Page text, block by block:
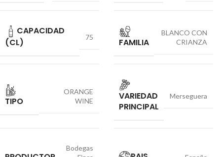
CAPACIDAD
(CL)
75 FAMILIA
BLANCO CON
CRIANZA
TIPO
ORANGE
WINE
VARIEDAD
PRINCIPAL
Merseguera
Bodegas